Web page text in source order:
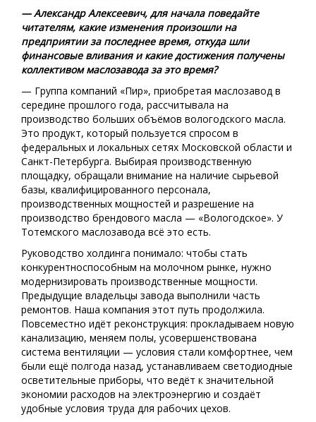
— Александр Алексеевич, для начала поведайте
читателям, какие изменения произошли на
предприятии за последнее время, откуда шли
финансовые вливания и какие достижения получены
коллективом маслозавода за это время?
— Группа компаний «Пир», приобретая маслозавод в
середине прошлого года, рассчитывала на
производство больших объёмов вологодского масла.
Это продукт, который пользуется спросом в
федеральных и локальных сетях Московской области и
Санкт-Петербурга. Выбирая производственную
площадку, обращали внимание на наличие сырьевой
базы, квалифицированного персонала,
производственных мощностей и разрешение на
производство брендового масла — «Вологодское». У
Тотемского маслозавода всё это есть.
Руководство холдинга понимало: чтобы стать
конкурентноспособным на молочном рынке, нужно
модернизировать производственные мощности.
Предыдущие владельцы завода выполнили часть
ремонтов. Наша компания этот путь продолжила.
Повсеместно идёт реконструкция: прокладываем новую
канализацию, меняем полы, усовершенствована
система вентиляции — условия стали комфортнее, чем
были ещё полгода назад, устанавливаем светодиодные
осветительные приборы, что ведёт к значительной
экономии расходов на электроэнергию и создаёт
удобные условия труда для рабочих цехов.